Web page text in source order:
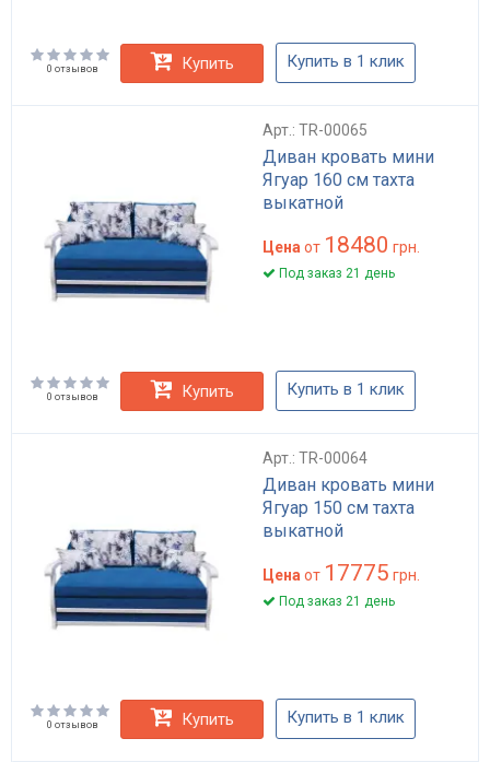
0 отзывов Купить Купить в 1 клик
Арт.: TR-00065
Диван кровать мини
Ягуар 160 см тахта
выкатной
Цена от 18480 грн.
Под заказ 21 день
0 отзывов Купить Купить в 1 клик
Арт.: TR-00064
Диван кровать мини
Ягуар 150 см тахта
выкатной
Цена от 17775 грн.
Под заказ 21 день
0 отзывов Купить Купить в 1 клик